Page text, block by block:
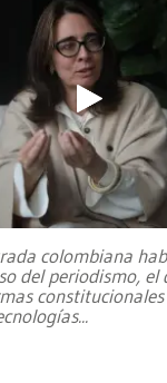
colombiana
del periodismo, el
...